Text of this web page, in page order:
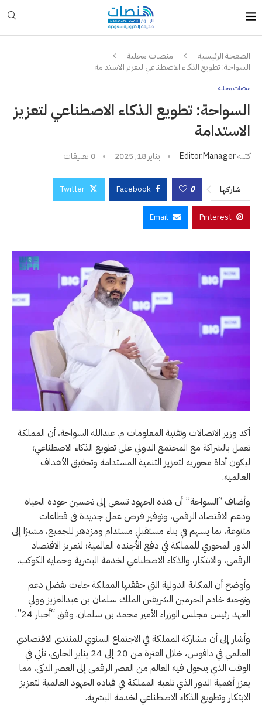
الصفحة الرئيسية
منصات محلية
السواحة: تطويع الذكاء الاصطناعي لتعزيز الاستدامة
منصات محلية
السواحة: تطويع الذكاء الاصطناعي لتعزيز
الاستدامة
كتبهEditor.manager يناير 18, 2025 0 تعليقات
شاركها 0
Facebook
Twitter
Pinterest
Email
أكد وزير الاتصالات وتقنية المعلومات م. عبدالله السواحة، أن المملكة
تعمل بالشراكة مع المجتمع الدولي على تطويع الذكاء الاصطناعي؛
ليكون أداة محورية لتعزيز التنمية المستدامة وتحقيق الأهداف
العالمية.
وأضاف “السواحة” أن هذه الجهود تسعى إلى تحسين جودة الحياة
ودعم الاقتصاد الرقمي، وتوفير فرص عمل جديدة في قطاعات
متنوعة، بما يسهم في بناء مستقبلٍ مستدام ومزدهر للجميع، مشيرًا إلى
الدور المحوري للمملكة في دفع الأجندة العالمية؛ لتعزيز الاقتصاد
الرقمي، والابتكار، والذكاء الاصطناعي لخدمة البشرية وحماية الكوكب.
وأوضح أن المكانة الدولية التي حققتها المملكة جاءت بفضل دعم
وتوجيه خادم الحرمين الشريفين الملك سلمان بن عبدالعزيز وولي
العهد رئيس مجلس الوزراء الأمير محمد بن سلمان. وفق “أخبار 24”.
وأشار إلى أن مشاركة المملكة في الاجتماع السنوي للمنتدى الاقتصادي
العالمي في دافوس، خلال الفترة من 20 إلى 24 يناير الجاري، تأتي في
الوقت الذي يتحول فيه العالم من العصر الرقمي إلى العصر الذكي، مما
يعزز أهمية الدور الذي تلعبه المملكة في قيادة الجهود العالمية لتعزيز
الابتكار وتطويع الذكاء الاصطناعي لخدمة البشرية.